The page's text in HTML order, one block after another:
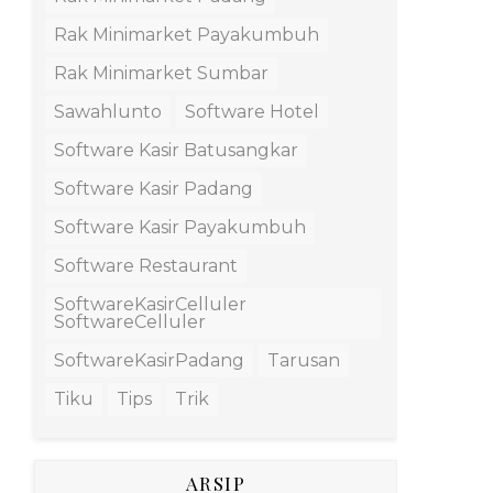
Rak Minimarket Payakumbuh
Rak Minimarket Sumbar
Sawahlunto
Software Hotel
Software Kasir Batusangkar
Software Kasir Padang
Software Kasir Payakumbuh
Software Restaurant
SoftwareKasirCelluler
SoftwareCelluler
SoftwareKasirPadang
Tarusan
Tiku
Tips Trik
ARSIP